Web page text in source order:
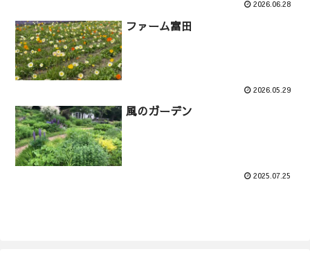
2026.06.28
ファーム富田
2026.05.29
風のガーデン
2025.07.25